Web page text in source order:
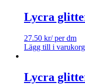
Lycra
27.50 kr/ per dm
Lägg till i varukorg
Lycra